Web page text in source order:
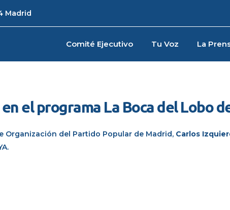
Madrid
Comité Ejecutivo Tu Voz La
el programa La Boca del Lobo
Organización del Partido Popular de Madrid, Carlos